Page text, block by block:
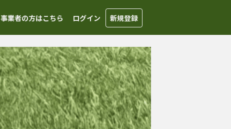
事業者の方はこちら ログイン 新規登録